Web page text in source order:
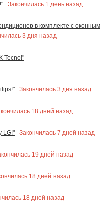
Закончилась 1 день назад
в комплекте с оконным
3 дня назад
Tecno!"
Закончилась 3 дня назад
18 дней назад
LG!"
Закончилась 7 дней назад
19 дней назад
18 дней назад
18 дней назад